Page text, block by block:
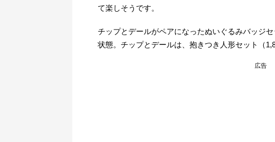
て楽しそうです。
チップとデールがペアになったぬいぐるみバッジ
状態。チップとデールは、抱きつき人形セット（
広告